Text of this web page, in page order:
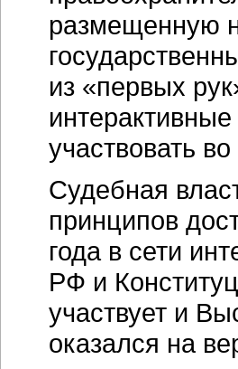
размещенную
из «первых
участвовать
Судебная
принципов
года в сети
РФ и
участвует и
оказался на